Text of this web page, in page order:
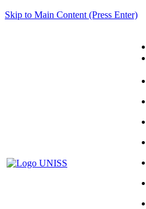
Skip to Main Content (Press Enter)